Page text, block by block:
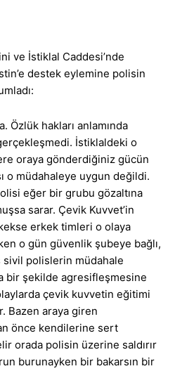
ve İstiklal Caddesi’nde
destek eylemine polisin
Özlük hakları anlamında
İstiklaldeki o
oraya gönderdiğiniz gücün
o müdahaleye uygun değildi.
eğer bir grubu gözaltına
sarar. Çevik Kuvvet’in
erkek timleri o olaya
o gün güvenlik şubeye bağlı,
polislerin müdahale
bir şekilde agresifleşmesine
çevik kuvvetin eğitimi
Bazen araya giren
önce kendilerine sert
orada polisin üzerine saldırır
burunayken bir bakarsın bir